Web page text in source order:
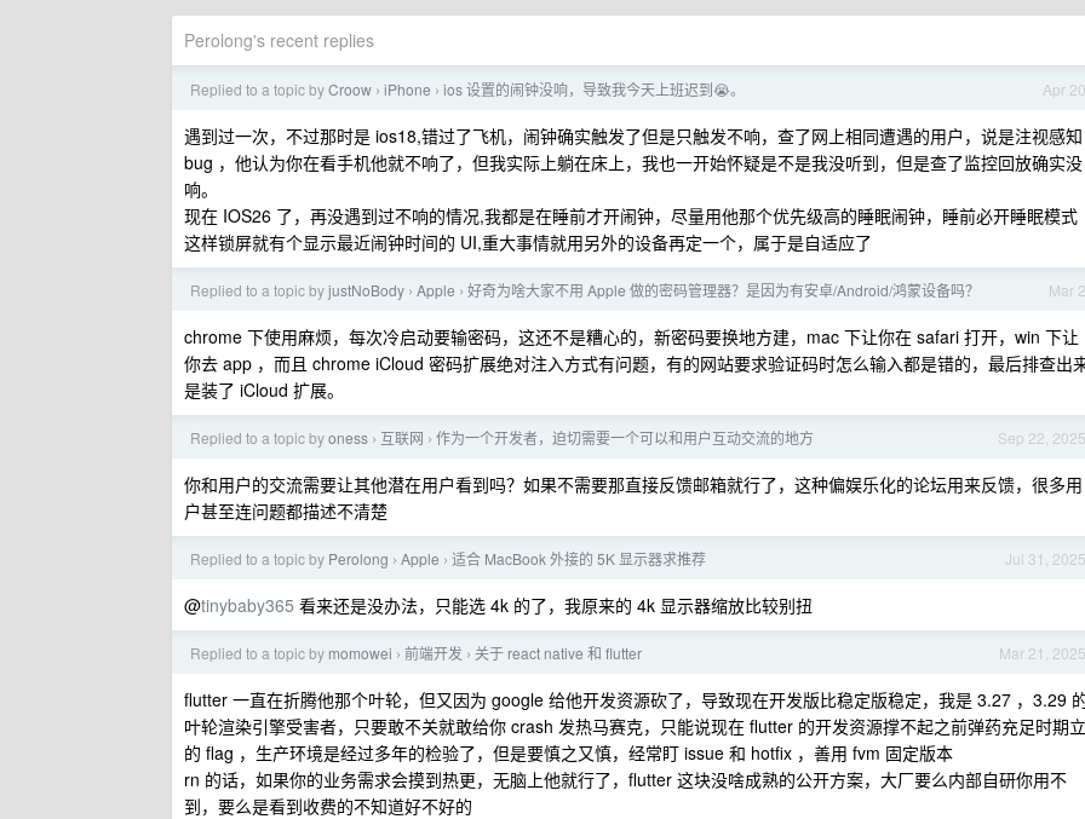
Perolong's recent replies
Apr 20
Replied to a topic byCroow › iPhone › ios 设置的闹钟没响，导致我今天上班迟到😭。
遇到过一次，不过那时是 ios18,错过了飞机，闹钟确实触发了但是只触发不响，查了网上相同遭遇的用户，说是注视感知
bug ，他认为你在看手机他就不响了，但我实际上躺在床上，我也一开始怀疑是不是我没听到，但是查了监控回放确实没
响。
现在 IOS26 了，再没遇到过不响的情况,我都是在睡前才开闹钟，尽量用他那个优先级高的睡眠闹钟，睡前必开睡眠模式
这样锁屏就有个显示最近闹钟时间的 UI,重大事情就用另外的设备再定一个，属于是自适应了
Mar 2
Replied to a topic byjustNoBody › Apple › 好奇为啥大家不用 Apple 做的密码管理器？是因为有安卓/Android/鸿蒙设备吗？
chrome 下使用麻烦，每次冷启动要输密码，这还不是糟心的，新密码要换地方建，mac 下让你在 safari 打开，win 下让
你去 app ，而且 chrome iCloud 密码扩展绝对注入方式有问题，有的网站要求验证码时怎么输入都是错的，最后排查出
是装了 iCloud 扩展。
Sep 22, 2025
Replied to a topic byoness › 互联网 › 作为一个开发者，迫切需要一个可以和用户互动交流的地方
你和用户的交流需要让其他潜在用户看到吗？如果不需要那直接反馈邮箱就行了，这种偏娱乐化的论坛用来反馈，很多用
户甚至连问题都描述不清楚
Jul 31, 2025
Replied to a topic by Perolong › Apple › 适合 MacBook 外接的 5K 显示器求推荐
@tinybaby365 看来还是没办法，只能选 4k 的了，我原来的 4k 显示器缩放比较别扭
Mar 21, 2025
Replied to a topic by momowei › 前端开发 › 关于 react native 和 flutter
flutter 一直在折腾他那个叶轮，但又因为 google 给他开发资源砍了，导致现在开发版比稳定版稳定，我是 3.27 ，3.29
叶轮渲染引擎受害者，只要敢不关就敢给你 crash 发热马赛克，只能说现在 flutter 的开发资源撑不起之前弹药充足时期立
的 flag ，生产环境是经过多年的检验了，但是要慎之又慎，经常盯 issue 和 hotfix ，善用 fvm 固定版本
rn 的话，如果你的业务需求会摸到热更，无脑上他就行了，flutter 这块没啥成熟的公开方案，大厂要么内部自研你用不
到，要么是看到收费的不知道好不好的